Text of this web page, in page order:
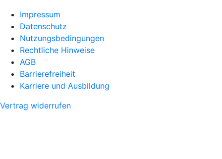
Impressum
Datenschutz
Nutzungsbedingungen
Rechtliche Hinweise
AGB
Barrierefreiheit
Karriere und Ausbildung
Vertrag widerrufen